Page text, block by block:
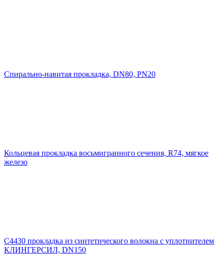
Cпирально-навитая прокладка, DN80, PN20
Кольцевая прокладка восьмигранного сечения, R74, мягкое
железо
C4430 прокладка из синтетического волокна с уплотнителем
КЛИНГЕРСИЛ, DN150